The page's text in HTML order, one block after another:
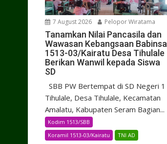
7 August 2026 Pelopor Wiratama
Tanamkan Nilai Pancasila dan
Wawasan Kebangsaan Babinsa
1513-03/Kairatu Desa Tihulale
Berikan Wanwil kepada Siswa
SD
SBB PW Bertempat di SD Negeri 1
Tihulale, Desa Tihulale, Kecamatan
Amalatu, Kabupaten Seram Bagian...
Kodim 1513/SBB
Koramil 1513-03/Kairatu
TNI AD